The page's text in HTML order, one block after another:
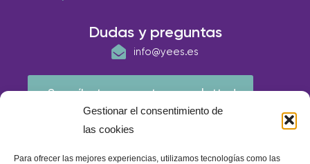
Gestionar el consentimiento de
las cookies
Para ofrecer las mejores experiencias, utilizamos tecnologías como las
Dudas y preguntas
info@yees.es
¡Suscríbete a nuestra newsletter!